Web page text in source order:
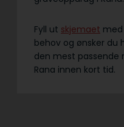
Fyll ut skjemaet
behov og ønsker du
den mest passende
Rana innen kort tid.